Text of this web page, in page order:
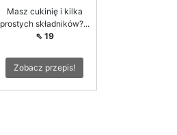
Masz cukinię i kilka
prostych składników?...
⇖ 19
Zobacz przepis!